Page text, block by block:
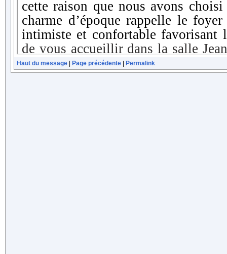
Haut du message Page précédente Permalink